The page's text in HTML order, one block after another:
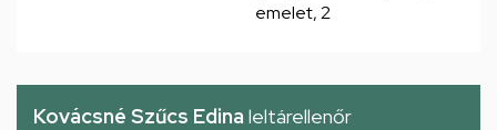
emelet, 2
Kovácsné Szűcs Edina leltárellenőr